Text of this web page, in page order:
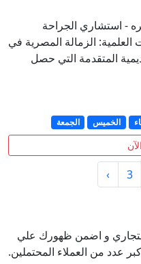
- استشاري الجراحة
العلمية: الزمالة المصرية في
المتقدمة التي حصل
الخميس الجمعة
3
›
و اضمن ظهورك علي
عدد من العملاء المحتملين.